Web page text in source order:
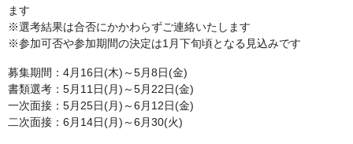
ます
※選考結果は合否にかかわらずご連絡いたします
※参加可否や参加期間の決定は1月下旬頃となる見込みです
募集期間：4月16日(木)～5月8日(金)
書類選考：5月11日(月)～5月22日(金)
一次面接：5月25日(月)～6月12日(金)
二次面接：6月14日(月)～6月30(火)